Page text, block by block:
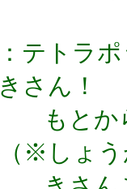
テトラポ
さん！
こげ
※しょ